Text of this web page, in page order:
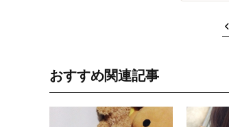
おすすめ関連記事